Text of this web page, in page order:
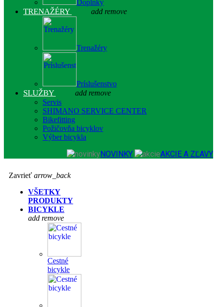
Doplnky
TRENAŽÉRY add remove
Trenažéry
Príslušenstvo
SLUŽBY add remove
Servis
SHIMANO SERVICE CENTER
Bikefitting
Požičovňa bicyklov
Výber bicykla
NOVINKY AKCIE A ZĽAVY
Zavrieť arrow_back
VŠETKY
PRODUKTY
BICYKLE
add remove
Cestné
bicykle